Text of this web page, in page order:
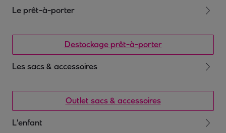
Le prêt-à-porter
grandes marques de mode sont à découvrir sur Veepee.
Manteaux, tops, pantalons, robes, chaussures… complétez
votre dressing et dénichez vos looks tendance au meilleur prix.
Destockage prêt-à-porter
Les sacs & accessoires
boucles d’oreilles bleu électrique pour elle ? Un stylo de luxe
ou une montre en or pour lui ? Tous les accessoires et bijoux de
grandes marques sont disponibles sur Veepee à un prix
exclusif. Alors, ayez le sens du détail… Si vous recherchez une
nouvelle valise pour votre futur voyage, suivez le guide !
Outlet sacs & accessoires
L'enfant